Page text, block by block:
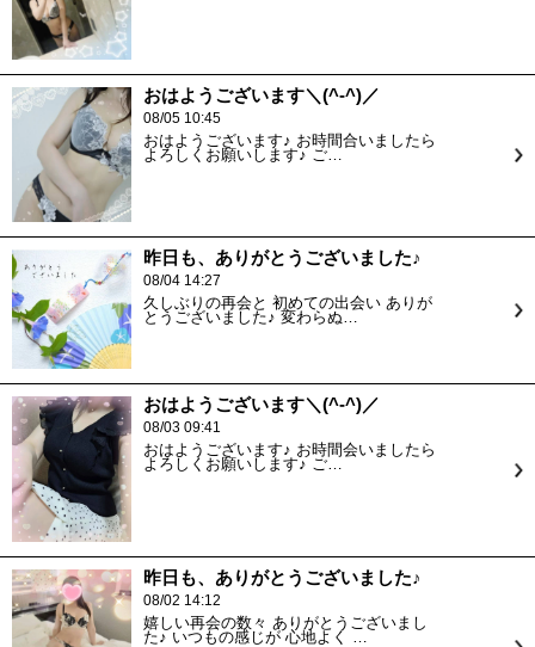
おはようございます＼(^-^)／
08/05 10:45
おはようございます♪ お時間合いましたら
よろしくお願いします♪ ご…
昨日も、ありがとうございました♪
08/04 14:27
久しぶりの再会と 初めての出会い ありが
とうございました♪ 変わらぬ…
おはようございます＼(^-^)／
08/03 09:41
おはようございます♪ お時間会いましたら
よろしくお願いします♪ ご…
昨日も、ありがとうございました♪
08/02 14:12
嬉しい再会の数々 ありがとうございまし
た♪ いつもの感じが 心地よく …